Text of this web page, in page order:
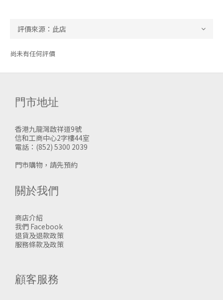
尚未有任何評價
門市地址
香港九龍灣啟祥道9號
信和工商中心2字樓44室
電話：(852) 5300 2039
門市購物，請先預約
關於我們
商店介紹
我們 Facebook
退貨及退款政策
服務條款及政策
顧客服務